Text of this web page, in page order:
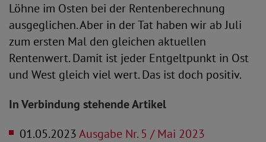
Löhne im Osten bei der Rentenberechnung
ausgeglichen. Aber in der Tat haben wir ab Juli
zum ersten Mal den gleichen aktuellen
Rentenwert. Damit ist jeder Entgeltpunkt in Ost
und West gleich viel wert. Das ist doch positiv.
In Verbindung stehende Artikel
01.05.2023Ausgabe Nr. 5 / Mai 2023